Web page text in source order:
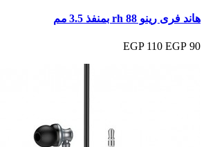
هاند فرى رينو rh 88 بمنفذ 3.5 مم
90 EGP
110 EGP